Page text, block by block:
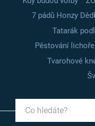
7 pádů Honzy
Tatarák
Pěstování
Tvarohové